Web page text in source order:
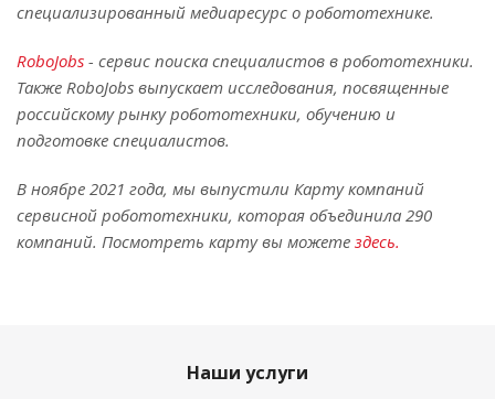
специализированный медиаресурс о робототехнике.
RoboJobs - сервис поиска специалистов в робототехники.
Также RoboJobs выпускает исследования, посвященные
российскому рынку робототехники, обучению и
подготовке специалистов.
В ноябре 2021 года, мы выпустили Карту компаний
сервисной робототехники, которая объединила 290
компаний. Посмотреть карту вы можете здесь.
Наши услуги